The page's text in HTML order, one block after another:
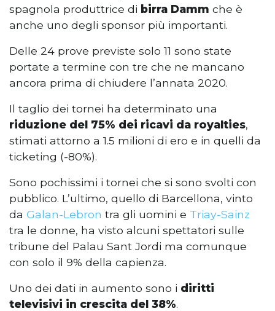
spagnola produttrice di birra Damm che è
anche uno degli sponsor più importanti.
Delle 24 prove previste solo 11 sono state
portate a termine con tre che ne mancano
ancora prima di chiudere l’annata 2020.
Il taglio dei tornei ha determinato una
riduzione del 75% dei ricavi da royalties,
stimati attorno a 1.5 milioni di ero e in quelli da
ticketing (-80%).
Sono pochissimi i tornei che si sono svolti con
pubblico. L’ultimo, quello di Barcellona, vinto
da Galan-Lebron tra gli uomini e Triay-Sainz
tra le donne, ha visto alcuni spettatori sulle
tribune del Palau Sant Jordi ma comunque
con solo il 9% della capienza.
Uno dei dati in aumento sono i diritti
televisivi in crescita del 38%.